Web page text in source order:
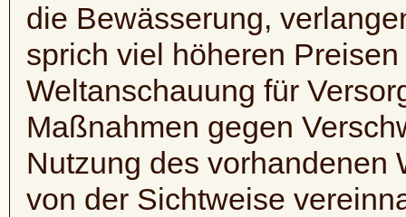
die Bewässerung,
sprich viel höheren
Weltanschauung für
Maßnahmen gegen
Nutzung des vorhandenen
von der Sichtweise